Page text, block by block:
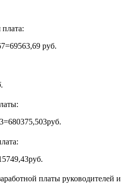
руб.
платы руководителей и